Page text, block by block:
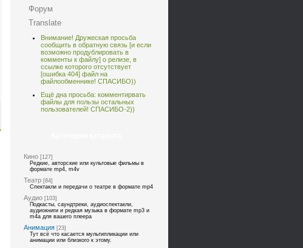
Форум
Translate
Внимание! Дружеская просьба
сообщить в обратную связь [и если
возможно продублировать в
комменты к файлу] о релизе, в
ссылке которого отсутствует
[ошибка 404] файл на
файлообменнике! СПАСИБО))
Ещё дна просьба: комментирвать
файлы для пользы остальных
пользователей! СПАСИБО-2))
Кино [127]
Редкие, авторские или культовые фильмы в
формате mp4, m4v
Театр [84]
Спектакли и передачи о театре в формате mp4
Аудио [103]
Подкасты, саундтреки, аудиоспектакли,
аудиокниги и редкая музыка в формате mp3 и
m4a для вашего плеера
Анимация [23]
Тут всё что касается мультипликации или
анимации или близкого к этому.